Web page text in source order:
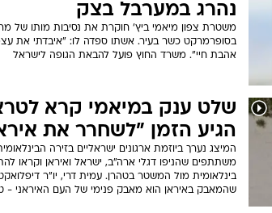
נהרג במערבל בצק
משטרת צפון מיאמי ביץ' חוקרת את נסיבות מותו של
בסופרמרקט כשר בעיר. אשתו ספדה לו: "איבדתי את
אהבת חיי". משרד החוץ פועל להבאת הגופה לישראל
שלט ענק במיאמי קרא
הגיע הזמן "לשחרר את
המיצג נערך ביוזמת ארגונים ישראליים בזירה
משתתפים שהניפו דגלי ארה"ב, ישראל ואיראן וקראו
בינלאומית מול המשטר בטהרן. עמית דרי, יו"ר
שהמאבק באיראן הוא מאבק פנימי של העם האיראני -